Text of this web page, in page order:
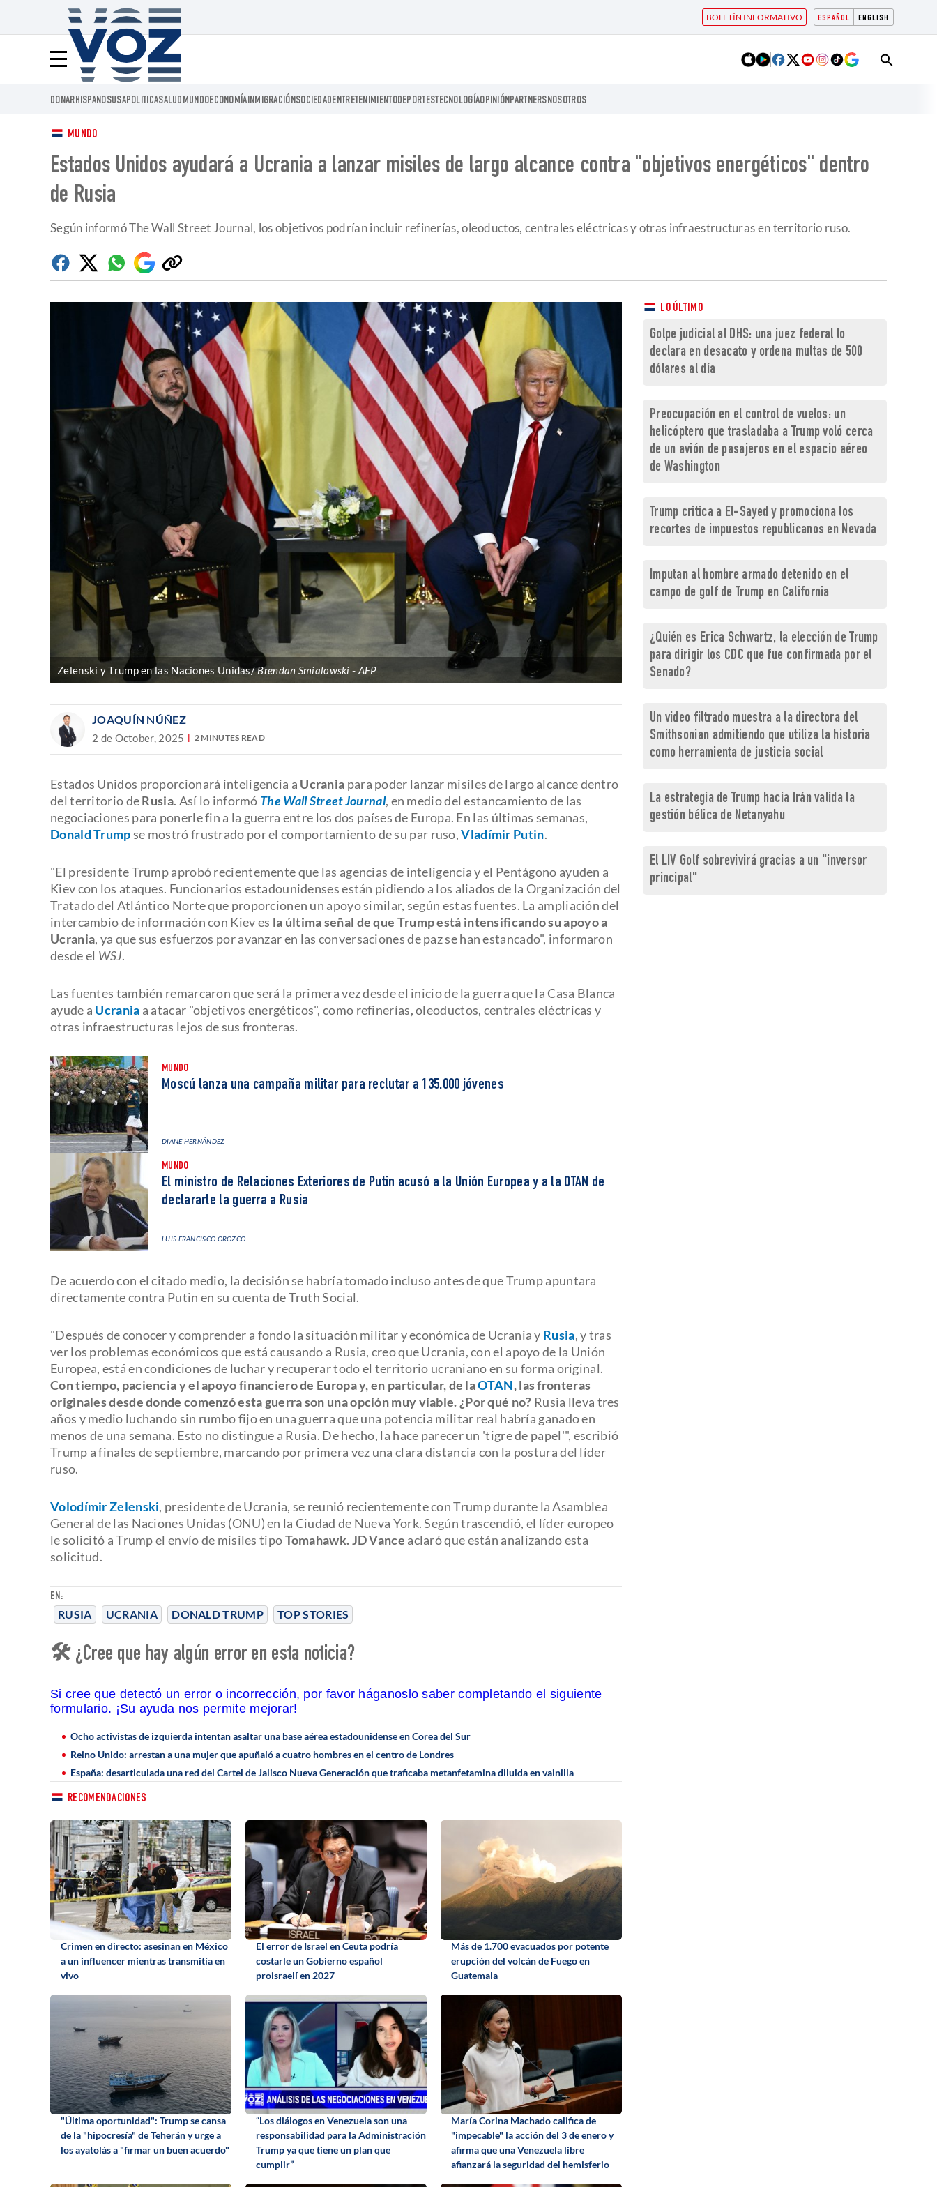
ESPAÑOL ENGLISH
BOLETÍN INFORMATIVO
Menú
Voz.us
DONARHISPANOSUSAPOLITICASALUD MUNDOECONOMÍAINMIGRACIÓNSOCIEDADENTRETENIMIENTODEPORTESTECNOLOGÍAOPINIÓNPARTNERSNOSOTROS
MUNDO
Estados Unidos ayudará a Ucrania a lanzar misiles de largo alcance contra "objetivos energéticos" dentro
de Rusia
Según informó The Wall Street Journal, los objetivos podrían incluir refinerías, oleoductos, centrales eléctricas y otras infraestructuras en territorio ruso.
Facebook
TwitterWhatsapp
Google
Discover
Copiar
enlace
Zelenski y Trump en las Naciones Unidas/Brendan Smialowski AFP
JOAQUÍN NÚÑEZ
2 de October, 2025 2 MINUTES READ
EN:
RUSIA UCRANIA DONALD TRUMP TOP STORIES
Estados Unidos proporcionará inteligencia a Ucrania para poder lanzar misiles de largo alcance dentro
del territorio deRusia. Así lo informó The Wall Street Journal, en medio del estancamiento de las
negociaciones para ponerle fin a la guerra entre los dos países de Europa. En las últimas semanas,
Donald Trumpse mostró frustrado por el comportamiento de su par ruso,Vladímir Putin.
"El presidente Trump aprobó recientemente que las agencias de inteligencia y el Pentágono ayuden a
Kiev con los ataques. Funcionarios estadounidenses están pidiendo a los aliados de la Organización del
Tratado del Atlántico Norte que proporcionen un apoyo similar, según estas fuentes. La ampliación del
intercambio de información con Kiev es la última señal de que Trump está intensificando su apoyo a
Ucrania, ya que sus esfuerzos por avanzar en las conversaciones de paz se han estancado", informaron
desde el WSJ.
Las fuentes también remarcaron que será la primera vez desde el inicio de la guerra que la Casa Blanca
ayude a Ucrania a atacar "objetivos energéticos", como refinerías, oleoductos, centrales eléctricas y
otras infraestructuras lejos de sus fronteras.
MUNDO
Moscú lanza una campaña militar para reclutar a 135.000 jóvenes
DIANE HERNÁNDEZ
MUNDO
El ministro de Relaciones Exteriores de Putin acusó a la Unión Europea y a la OTAN de
declararle la guerra a Rusia
LUIS FRANCISCO OROZCO
De acuerdo con el citado medio, la decisión se habría tomado incluso antes de que Trump apuntara
directamente contra Putin en su cuenta de Truth Social.
"Después de conocer y comprender a fondo la situación militar y económica de Ucrania y Rusia, y tras
ver los problemas económicos que está causando a Rusia, creo que Ucrania, con el apoyo de la Unión
Europea, está en condiciones de luchar y recuperar todo el territorio ucraniano en su forma original.
Con tiempo, paciencia y el apoyo financiero de Europa y, en particular, de laOTAN, las fronteras
originales desde donde comenzó esta guerra son una opción muy viable. ¿Por qué no? Rusia lleva tres
años y medio luchando sin rumbo fijo en una guerra que una potencia militar real habría ganado en
menos de una semana. Esto no distingue a Rusia. De hecho, la hace parecer un 'tigre de papel'", escribió
Trump a finales de septiembre, marcando por primera vez una clara distancia con la postura del líder
ruso.
Volodímir Zelenski, presidente de Ucrania, se reunió recientemente con Trump durante la Asamblea
General de las Naciones Unidas (ONU) en la Ciudad de Nueva York. Según trascendió, el líder europeo
le solicitó a Trump el envío de misiles tipoTomahawk.JD Vance aclaró que están analizando esta
solicitud.
🛠 ¿Cree que hay algún error en esta noticia?
Si cree que detectó un error o incorrección, por favor háganoslo saber completando el siguiente
formulario. ¡Su ayuda nos permite mejorar!
Ocho activistas de izquierda intentan asaltar una base aérea estadounidense en Corea del Sur
Reino Unido: arrestan a una mujer que apuñaló a cuatro hombres en el centro de Londres
España: desarticulada una red del Cartel de Jalisco Nueva Generación que traficaba metanfetamina diluida en vainilla
RECOMENDACIONES
Crimen en directo: asesinan en México
a un influencer mientras transmitía en
vivo
El error de Israel en Ceuta podría
costarle un Gobierno español
proisraelí en 2027
Más de 1.700 evacuados por potente
erupción del volcán de Fuego en
Guatemala
"Última oportunidad": Trump se cansa
de la "hipocresía" de Teherán y urge a
los ayatolás a "firmar un buen acuerdo"
“Los diálogos en Venezuela son una
responsabilidad para la Administración
Trump ya que tiene un plan que
cumplir”
María Corina Machado califica de
"impecable" la acción del 3 de enero y
afirma que una Venezuela libre
afianzará la seguridad del hemisferio
LO ÚLTIMO
Golpe judicial al DHS: una juez federal lo
declara en desacato y ordena multas de 500
dólares al día
Preocupación en el control de vuelos: un
helicóptero que trasladaba a Trump voló cerca
de un avión de pasajeros en el espacio aéreo
de Washington
Trump critica a El-Sayed y promociona los
recortes de impuestos republicanos en Nevada
Imputan al hombre armado detenido en el
campo de golf de Trump en California
¿Quién es Erica Schwartz, la elección de Trump
para dirigir los CDC que fue confirmada por el
Senado?
Un video filtrado muestra a la directora del
Smithsonian admitiendo que utiliza la historia
como herramienta de justicia social
La estrategia de Trump hacia Irán valida la
gestión bélica de Netanyahu
El LIV Golf sobrevivirá gracias a un "inversor
principal"